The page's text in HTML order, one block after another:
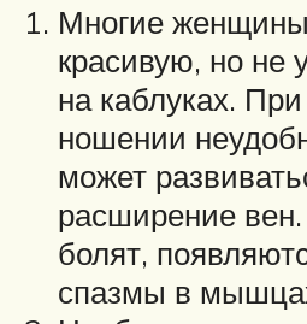
Многие
красивую, но не
на каблуках.
ношении
может
расширение
болят,
спазмы в